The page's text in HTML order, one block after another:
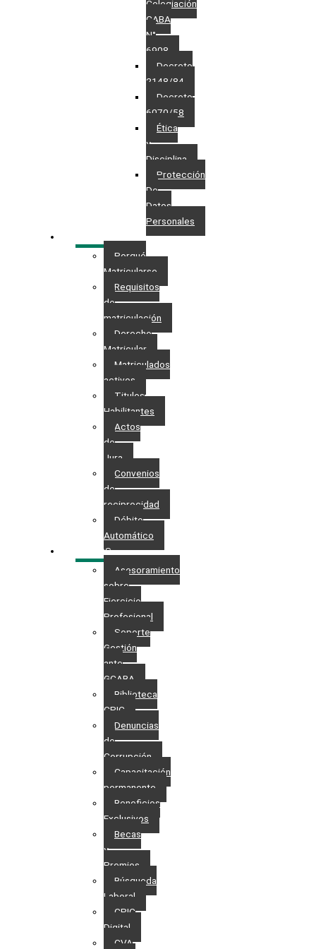
Colegiación
CABA
N°
6908
Decreto
2148/84
Decreto
6070/58
Ética
y
Disciplina
Protección
De
Datos
Personales​
Porqué
Matricularse
Requisitos
de
matriculación
Derecho
Matricular
Matriculados
activos
Titulos
Habilitantes
Actos
de
Jura
Convenios
de
reciprocidad
Débito
Automático
SERVICIOS
Asesoramiento
sobre
Ejercicio
Profesional
Soporte
Gestión
ante
GCABA
Biblioteca
CPIC
Denuncias
de
Corrupción
Capacitación
permanente
Beneficios
Exclusivos
Becas
y
Premios
Búsqueda
Laboral​
CPIC
Digital
CVA